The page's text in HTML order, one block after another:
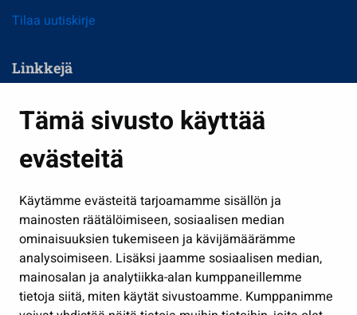
Tämä sivusto käyttää
evästeitä
Käytämme evästeitä tarjoamamme sisällön ja
mainosten räätälöimiseen, sosiaalisen median
ominaisuuksien tukemiseen ja kävijämäärämme
analysoimiseen. Lisäksi jaamme sosiaalisen median,
mainosalan ja analytiikka-alan kumppaneillemme
tietoja siitä, miten käytät sivustoamme. Kumppanimme
Tilaa uutiskirje
Linkkejä
Kasvatus ja opetus
Kulttuuri ja liikunta
Työ ja yrittäminen
Osallistu ja asioi
Näytä omat evästeasetukseni